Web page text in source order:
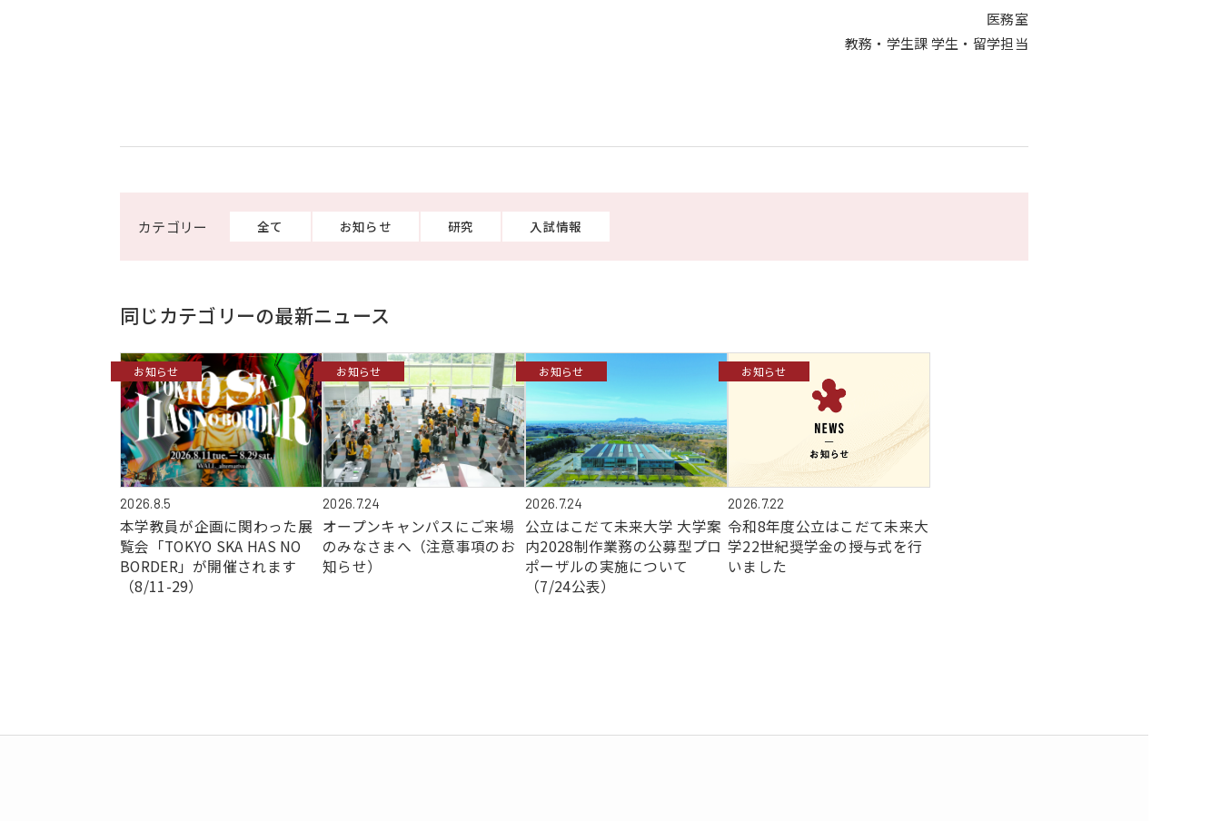
医務室
教務・学生課 学生・留学担当
全て お知らせ 研究 入試情報
同じカテゴリーの最新ニュース
お知らせ
2026.8.5
本学教員が企画に関わった展
覧会「TOKYO SKA HAS NO
BORDER」が開催されます
（8/11-29）
お知らせ
2026.7.24
オープンキャンパスにご来場
のみなさまへ（注意事項のお
知らせ）
お知らせ
2026.7.24
公立はこだて未来大学 大学案
内2028制作業務の公募型プロ
ポーザルの実施について
（7/24公表）
お知らせ
2026.7.22
令和8年度公立はこだて未来大
学22世紀奨学金の授与式を行
いました